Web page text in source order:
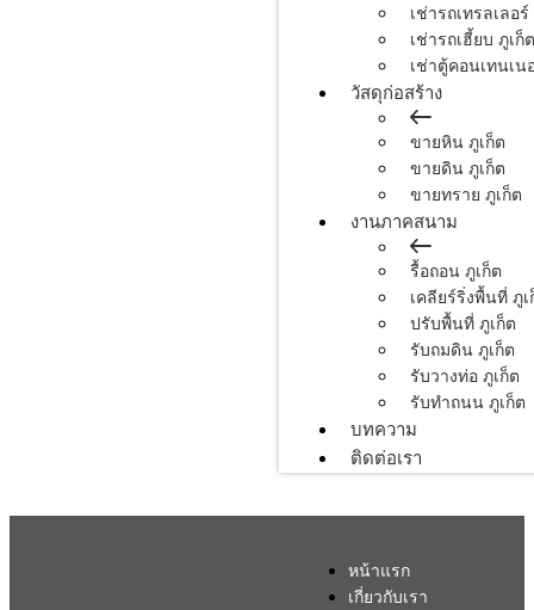
เช่ารถเทรลเลอ
เช่ารถเฮี้ยบ ภูเก็ต
เช่าตู้คอนเทนเน
วัสดุก่อสร้าง
ขายหิน ภูเก็ต
ขายดิน ภูเก็ต
ขายทราย ภูเก็ต
งานภาคสนาม
รื้อถอน ภูเก็ต
เคลียร์ริ่งพื้นที่ ภู
ปรับพื้นที่ ภูเก็ต
รับถมดิน ภูเก็ต
รับวางท่อ ภูเก็ต
รับทำถนน ภูเก็ต
บทความ
ติดต่อเรา
หน้าแรก
เกี่ยวกับเรา